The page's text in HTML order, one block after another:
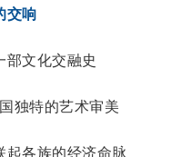
交响
部文化交融史
独特的艺术审美
起各族的经济命脉